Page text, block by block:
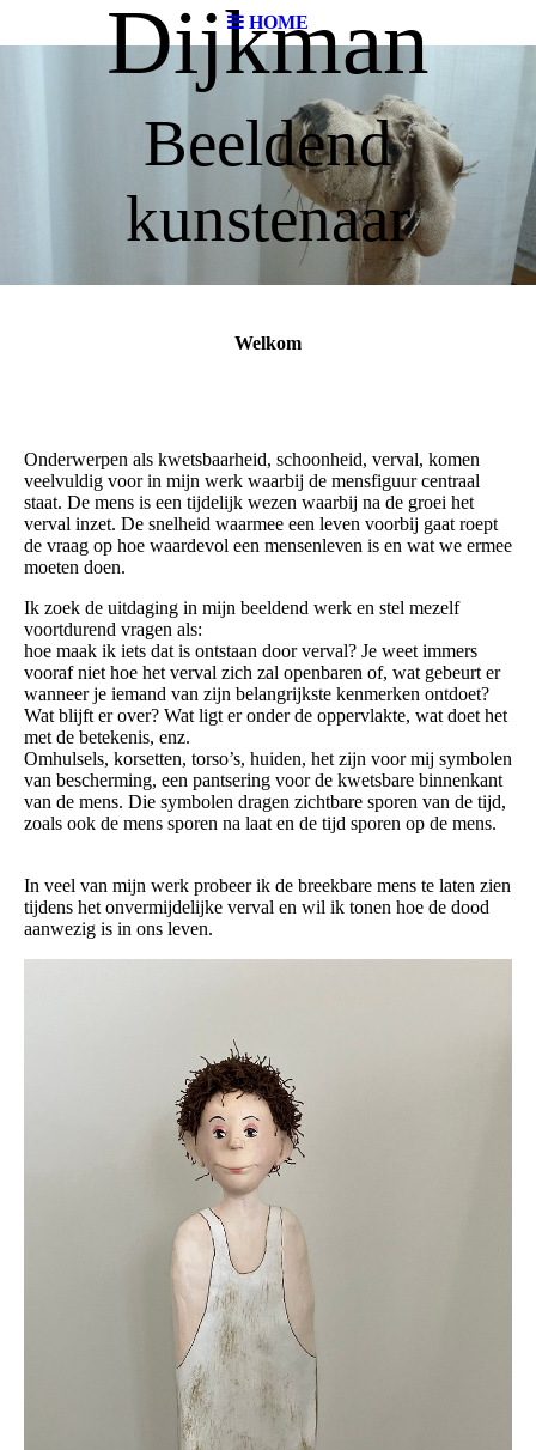
HOME
Dijkman
Beeldend
kunstenaar
Welkom
Onderwerpen als kwetsbaarheid, schoonheid, verval, komen
veelvuldig voor in mijn werk waarbij de mensfiguur centraal
staat. De mens is een tijdelijk wezen waarbij na de groei het
verval inzet. De snelheid waarmee een leven voorbij gaat roept
de vraag op hoe waardevol een mensenleven is en wat we ermee
moeten doen.
Ik zoek de uitdaging in mijn beeldend werk en stel mezelf
voortdurend vragen als:
hoe maak ik iets dat is ontstaan door verval? Je weet immers
vooraf niet hoe het verval zich zal openbaren of, wat gebeurt er
wanneer je iemand van zijn belangrijkste kenmerken ontdoet?
Wat blijft er over? Wat ligt er onder de oppervlakte, wat doet het
met de betekenis, enz.
Omhulsels, korsetten, torso’s, huiden, het zijn voor mij symbolen
van bescherming, een pantsering voor de kwetsbare binnenkant
van de mens. Die symbolen dragen zichtbare sporen van de tijd,
zoals ook de mens sporen na laat en de tijd sporen op de mens.
In veel van mijn werk probeer ik de breekbare mens te laten zien
tijdens het onvermijdelijke verval en wil ik tonen hoe de dood
aanwezig is in ons leven.